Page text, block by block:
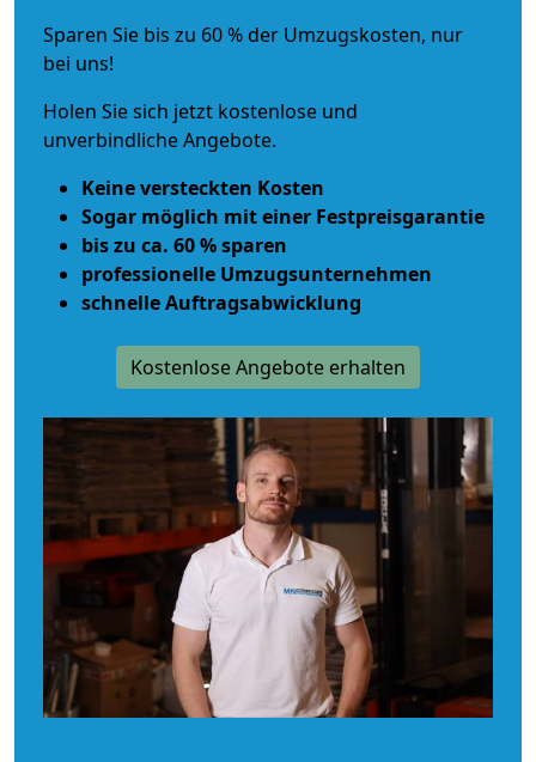
Sparen Sie bis zu 60 % der Umzugskosten, nur
bei uns!
Holen Sie sich jetzt kostenlose und
unverbindliche Angebote.
Keine versteckten Kosten
Sogar möglich mit einer Festpreisgarantie
bis zu ca. 60 % sparen
professionelle Umzugsunternehmen
schnelle Auftragsabwicklung
Kostenlose Angebote erhalten